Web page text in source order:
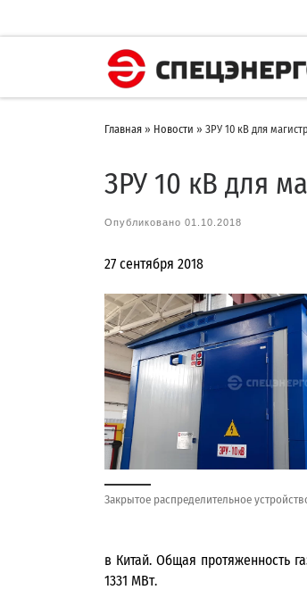
Главная » Новости » ЗРУ 10 кВ для
ЗРУ 10 кВ для
Опубликовано 01.10.2018
27 сентября 2018
Закрытое распределительное
в Китай. Общая протяженность
1331 МВт.